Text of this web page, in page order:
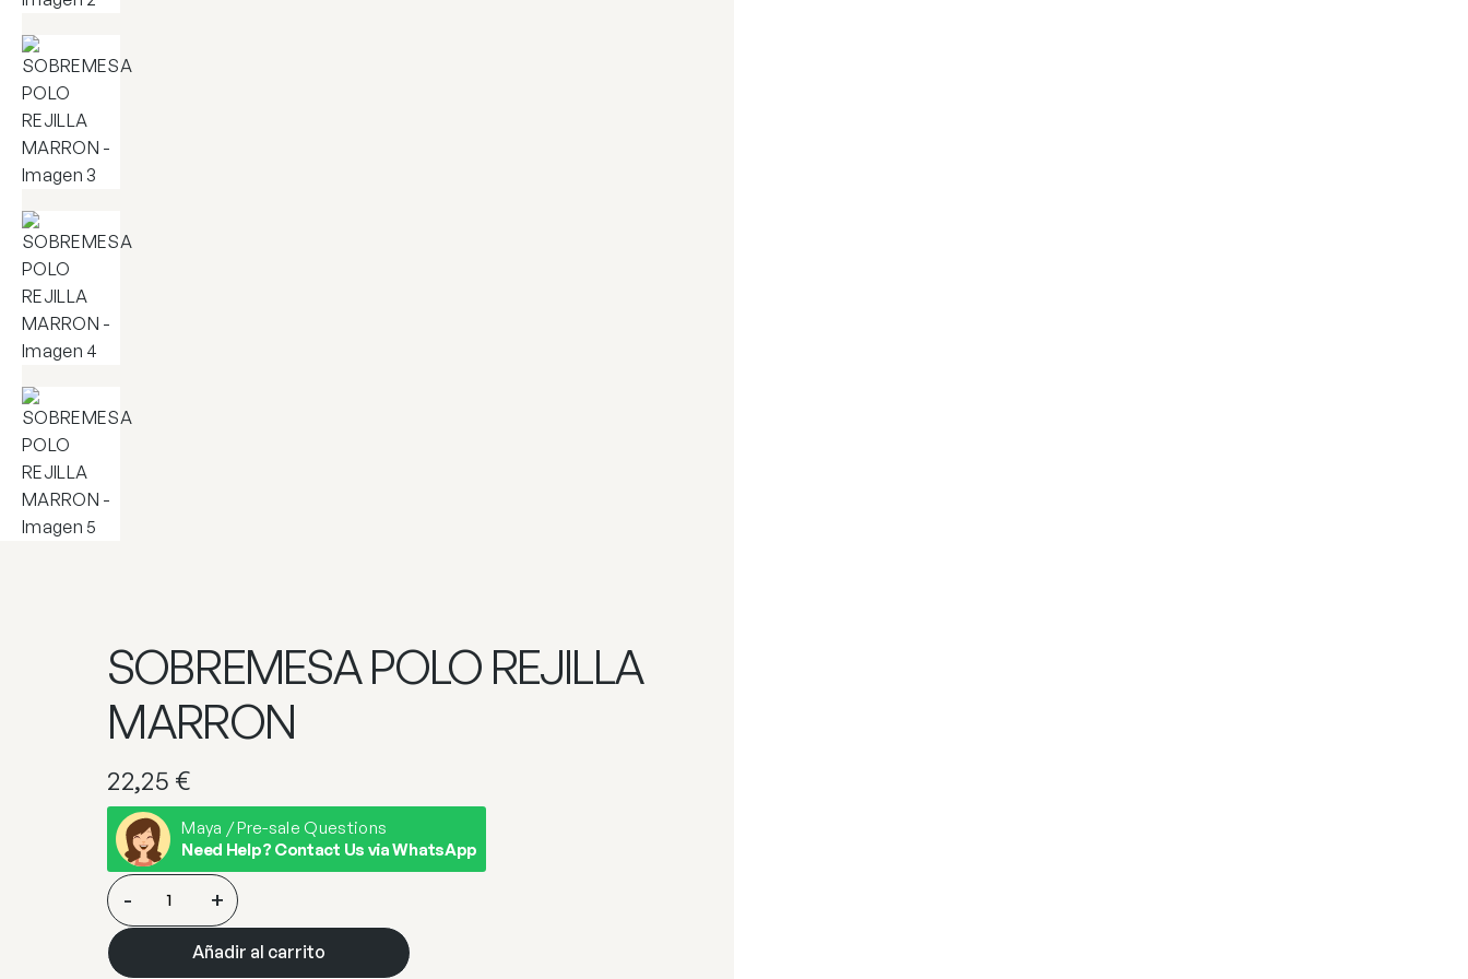
SOBREMESA POLO REJILLA
MARRON
22,25 €
Maya / Pre-sale Questions
Need Help? Contact Us via WhatsApp
SOBREMESA
POLO
REJILLA
MARRON
- +
Añadir al carrito